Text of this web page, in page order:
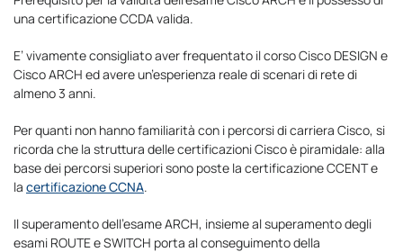
una certificazione CCDA valida.
E’ vivamente consigliato aver frequentato il corso Cisco DESIGN e
Cisco ARCH ed avere un’esperienza reale di scenari di rete di
almeno 3 anni.
Per quanti non hanno familiarità con i percorsi di carriera Cisco, si
ricorda che la struttura delle certificazioni Cisco è piramidale: alla
base dei percorsi superiori sono poste la certificazione CCENT e
la certificazione CCNA.
Il superamento dell’esame ARCH, insieme al superamento degli
esami ROUTE e SWITCH porta al conseguimento della